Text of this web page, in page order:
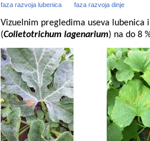
faza razvoja lubenica faza razvoja dinje
Vizuelnim pregledima useva
(Colletotrichum lagenarium) na do 8